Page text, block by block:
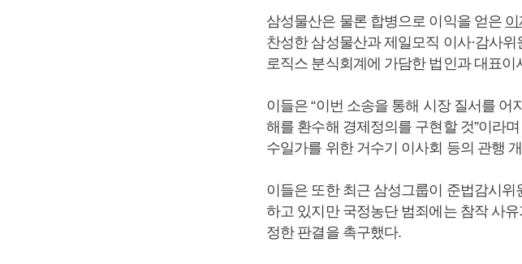
삼성물산은 물론 합병으로 이익을 얻은
찬성한 삼성물산과 제일모직 이사·감사
로직스 분식회계에 가담한 법인과 대표
이들은 “이번 소송을 통해 시장 질서를
해를 환수해 경제정의를 구현할 것”이라
수일가를 위한 거수기 이사회 등의 관행
이들은 또한 최근 삼성그룹이 준법감시위
하고 있지만 국정농단 범죄에는 참작 사
정한 판결을 촉구했다.